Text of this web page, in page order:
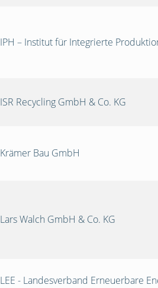
IPH – Institut für Integrierte
ISR Recycling GmbH & Co. KG
Krämer Bau GmbH
Lars Walch GmbH & Co. KG
LEE - Landesverband Erneuerbare